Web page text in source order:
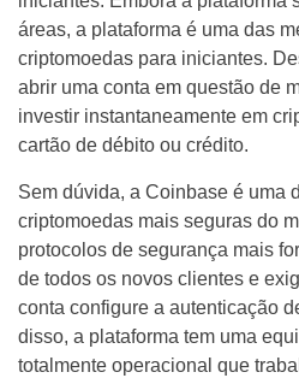
áreas, a plataforma é uma das
criptomoedas para iniciantes.
abrir uma conta em questão de
investir instantaneamente em
cartão de débito ou crédito.
Sem dúvida, a Coinbase é uma
criptomoedas mais seguras do
protocolos de segurança mais
de todos os novos clientes e
conta configure a autenticação
disso, a plataforma tem uma
totalmente operacional que